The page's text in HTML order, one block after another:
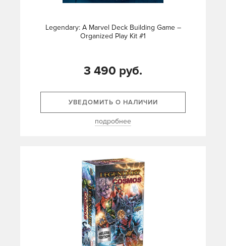
Legendary: A Marvel Deck Building Game –
Organized Play Kit #1
3 490 руб.
УВЕДОМИТЬ О НАЛИЧИИ
подробнее